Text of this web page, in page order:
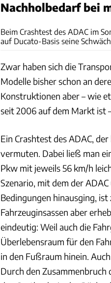
Nachholbedarf bei
Beim Crashtest des ADAC im
auf Ducato-Basis seine
Zwar haben sich die
Modelle bisher schon an
Konstruktionen aber – wie
seit 2006 auf dem Markt ist
Ein Crashtest des ADAC,
vermuten. Dabei ließ man
Pkw mit jeweils 56 km/h
Szenario, mit dem der
Bedingungen hinausging,
Fahrzeuginsassen aber
eindeutig: Weil auch die
Überlebensraum für den
in den Fußraum hinein.
Durch den